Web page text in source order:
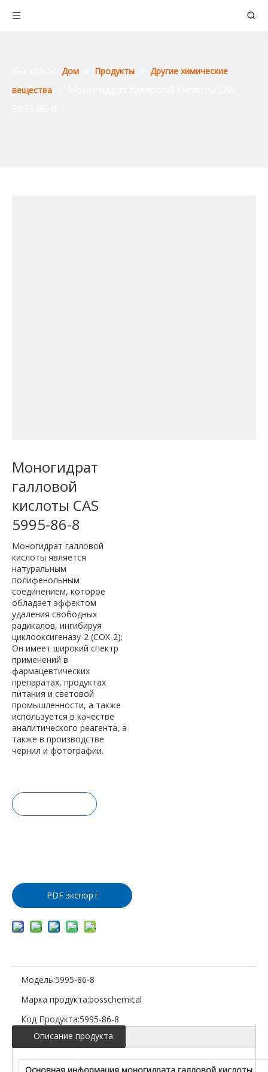
Дом Продукты
Другие химические
вещества
Моногидрат
галловой
кислоты CAS
5995-86-8
Моногидрат галловой
кислоты является
натуральным
полифенольным
соединением, которое
обладает эффектом
удаления свободных
радикалов, ингибируя
циклооксигеназу-2 (COX-2);
Он имеет широкий спектр
применений в
фармацевтических
препаратах, продуктах
питания и световой
промышленности, а также
используется в качестве
аналитического реагента, а
также в производстве
чернил и фотографии.
PDF экспорт
Модель:5995-86-8
Марка продукта:bosschemical
Код Продукта:5995-86-8
Описание продукта